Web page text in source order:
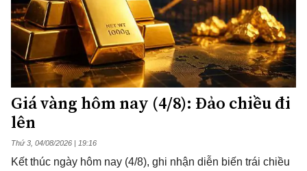
Giá vàng hôm nay (4/8): Đảo chiều đi
lên
Thứ 3, 04/08/2026 | 19:16
Kết thúc ngày hôm nay (4/8), ghi nhận diễn biến trái chiều